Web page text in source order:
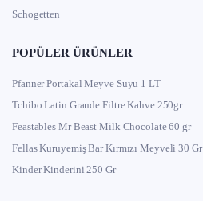
Schogetten
POPÜLER ÜRÜNLER
Pfanner Portakal Meyve Suyu 1 LT
Tchibo Latin Grande Filtre Kahve 250gr
Feastables Mr Beast Milk Chocolate 60 gr
Fellas Kuruyemiş Bar Kırmızı Meyveli 30 Gr
Kinder Kinderini 250 Gr